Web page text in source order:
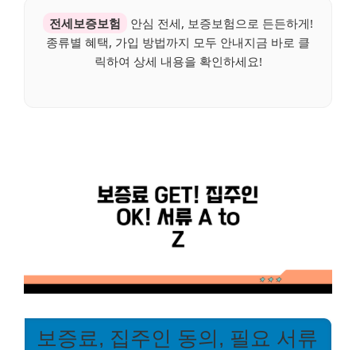
전세보증보험
안심 전세, 보증보험으로 든든하게!
종류별 혜택, 가입 방법까지 모두 안내지금 바로 클
릭하여 상세 내용을 확인하세요!
보증료, 집주인 동의, 필요 서류